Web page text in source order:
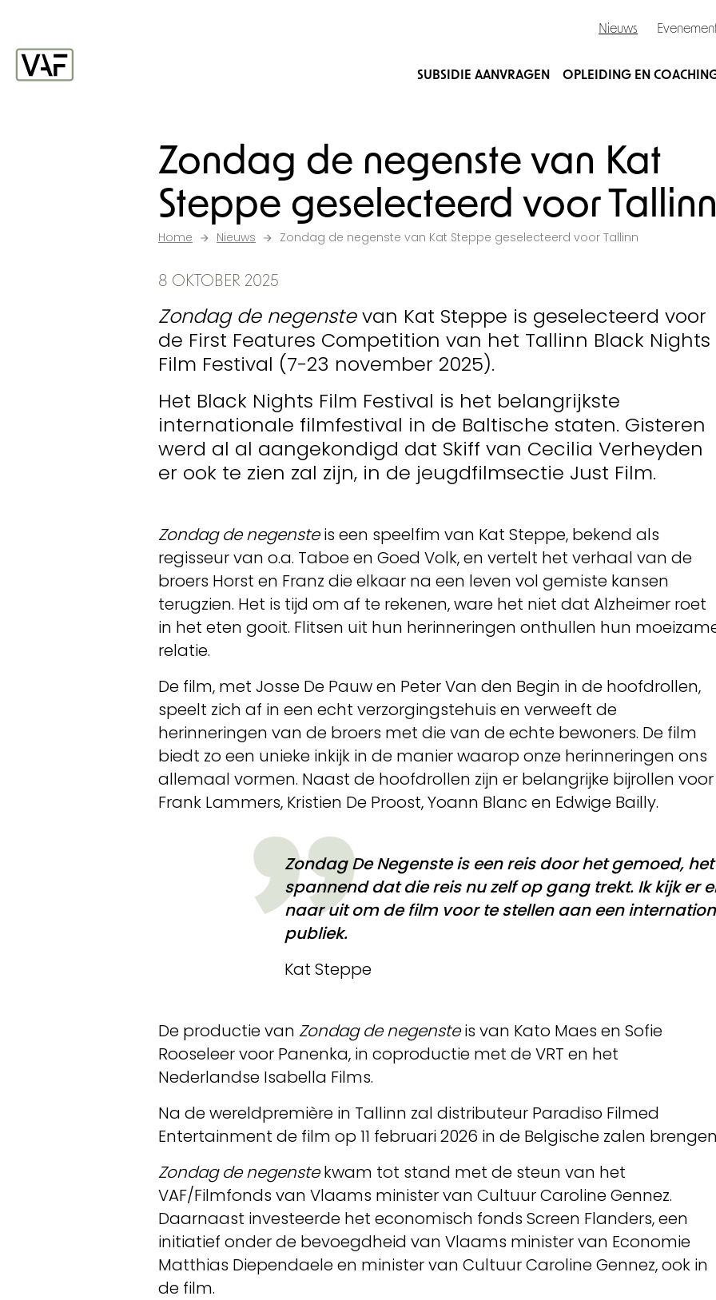
Nieuws
SUBSIDIE AANVRAGEN OPLEIDING EN
Zondag de negenste van Kat
Steppe geselecteerd voor
Home Nieuws Zondag de negenste van Kat Steppe geselecteerd voor Tallinn
8 OKTOBER 2025
Zondag de negenstevan Kat Steppe is geselecteerd voor
de First Features Competition van het Tallinn Black Nights
Film Festival (7-23 november 2025).
Het Black Nights Film Festival is het belangrijkste
internationale filmfestival in de Baltische staten. Gisteren
werd al al aangekondigd dat Skiff van Cecilia Verheyden
er ook te zien zal zijn, in de jeugdfilmsectie Just Film.
Zondag de negensteis een speelfim van Kat Steppe, bekend als
regisseur van o.a. Taboe en Goed Volk, en vertelt het verhaal van de
broers Horst en Franz die elkaar na een leven vol gemiste kansen
terugzien. Het is tijd om af te rekenen, ware het niet dat Alzheimer roet
in het eten gooit. Flitsen uit hun herinneringen onthullen hun
relatie.
De film, met Josse De Pauw en Peter Van den Begin in de hoofdrollen,
speelt zich af in een echt verzorgingstehuis en verweeft de
herinneringen van de broers met die van de echte bewoners. De film
biedt zo een unieke inkijk in de manier waarop onze herinneringen ons
allemaal vormen. Naast de hoofdrollen zijn er belangrijke bijrollen voor
Frank Lammers, Kristien De Proost, Yoann Blanc en Edwige Bailly.
Zondag De Negenste is een reis door het gemoed,
spannend dat die reis nu zelf op gang trekt. Ik kijk er
naar uit om de film voor te stellen aan een
publiek.
Kat Steppe
De productie van Zondag de negensteis van Kato Maes en Sofie
Rooseleer voor Panenka, in coproductie met de VRT en het
Nederlandse Isabella Films.
Na de wereldpremière in Tallinn zal distributeur Paradiso Filmed
Entertainment de film op 11 februari 2026 in de Belgische zalen
Zondag de negenstekwam tot stand met de steun van het
VAF/Filmfonds van Vlaams minister van Cultuur Caroline Gennez.
Daarnaast investeerde het economisch fonds Screen Flanders, een
initiatief onder de bevoegdheid van Vlaams minister van Economie
Matthias Diependaele en minister van Cultuur Caroline Gennez, ook in
de film.